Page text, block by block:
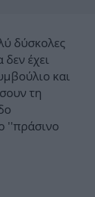
δύσκολες
έχει
και
τη
''πράσινο